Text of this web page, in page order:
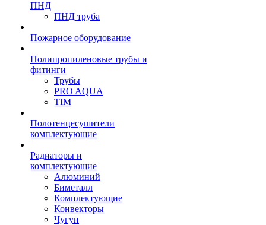
ПНД
ПНД труба
Пожарное оборудование
Полипропиленовые трубы и
фитинги
Трубы
PRO AQUA
TIM
Полотенцесушители
комплектующие
Радиаторы и
комплектующие
Алюминий
Биметалл
Комплектующие
Конвекторы
Чугун